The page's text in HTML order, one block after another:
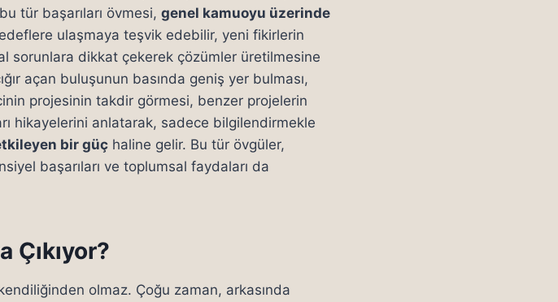
tür başarıları övmesi, genel kamuoyu üzerinde
ulaşmaya teşvik edebilir, yeni fikirlerin
sorunlara dikkat çekerek çözümler üretilmesine
açan buluşunun basında geniş yer bulması,
projesinin takdir görmesi, benzer projelerin
hikayelerini anlatarak, sadece bilgilendirmekle
bir güç haline gelir. Bu tür övgüler,
başarıları ve toplumsal faydaları da
Çıkıyor?
olmaz. Çoğu zaman, arkasında